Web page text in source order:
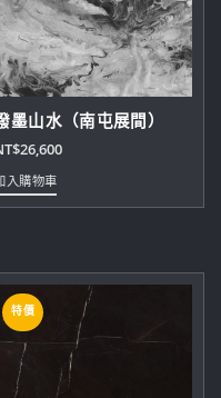
墨山水（南屯展間）
26,600
入購物車
特價